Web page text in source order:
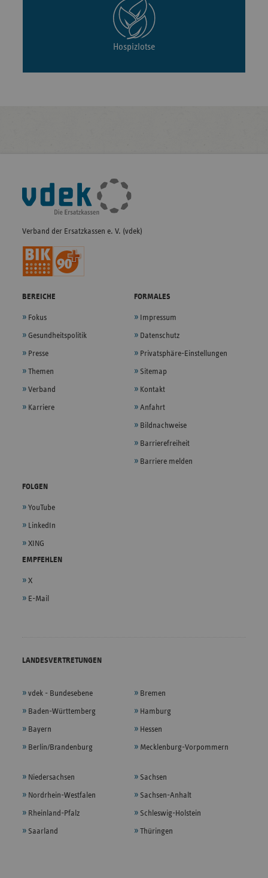
Hospizlotse
Fußleisten-
Navigation
Verband der Ersatzkassen e. V. (vdek)
BEREICHE
Fokus
Gesundheitspolitik
Presse
Themen
Verband
Karriere
FORMALES
Impressum
Datenschutz
Privatsphäre-Einstellungen
Sitemap
Kontakt
Anfahrt
Bildnachweise
Barrierefreiheit
Barriere melden
FOLGEN
YouTube
LinkedIn
XING
EMPFEHLEN
X
E-Mail
LANDESVERTRETUNGEN
vdek - Bundesebene
Baden-Württemberg
Bayern
Berlin/Brandenburg
Bremen
Hamburg
Hessen
Mecklenburg-Vorpommern
Niedersachsen
Nordrhein-Westfalen
Rheinland-Pfalz
Saarland
Sachsen
Sachsen-Anhalt
Schleswig-Holstein
Thüringen